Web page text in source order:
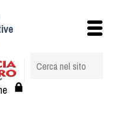
federali